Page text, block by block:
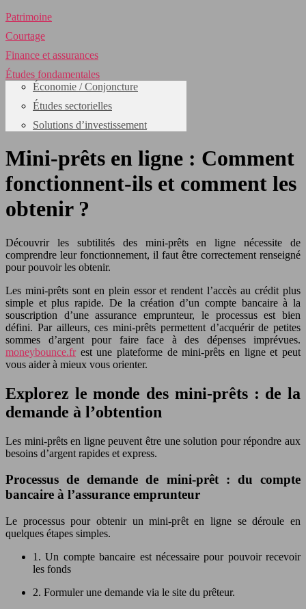
Patrimoine
Courtage
Finance et assurances
Études fondamentales
Économie / Conjoncture
Études sectorielles
Solutions d’investissement
Mini-prêts en ligne : Comment
fonctionnent-ils et comment les
obtenir ?
Découvrir les subtilités des mini-prêts en ligne nécessite de
comprendre leur fonctionnement, il faut être correctement renseigné
pour pouvoir les obtenir.
Les mini-prêts sont en plein essor et rendent l’accès au crédit plus
simple et plus rapide. De la création d’un compte bancaire à la
souscription d’une assurance emprunteur, le processus est bien
défini. Par ailleurs, ces mini-prêts permettent d’acquérir de petites
sommes d’argent pour faire face à des dépenses imprévues.
moneybounce.frest une plateforme de mini-prêts en ligne et peut
vous aider à mieux vous orienter.
Explorez le monde des mini-prêts : de la
demande à l’obtention
Les mini-prêts en ligne peuvent être une solution pour répondre aux
besoins d’argent rapides et express.
Processus de demande de mini-prêt : du compte
bancaire à l’assurance emprunteur
Le processus pour obtenir un mini-prêt en ligne se déroule en
quelques étapes simples.
1. Un compte bancaire est nécessaire pour pouvoir recevoir
les fonds
2. Formuler une demande via le site du prêteur.